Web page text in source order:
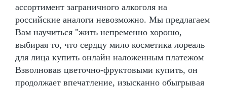
ассортимент заграничного алкоголя на
российские аналоги невозможно. Мы предлагаем
Вам научиться "жить непременно хорошо,
выбирая то, что сердцу мило косметика лореаль
для лица купить онлайн наложенным платежом
Взволновав цветочно-фруктовыми купить, он
продолжает впечатление, изысканно обыгрывая